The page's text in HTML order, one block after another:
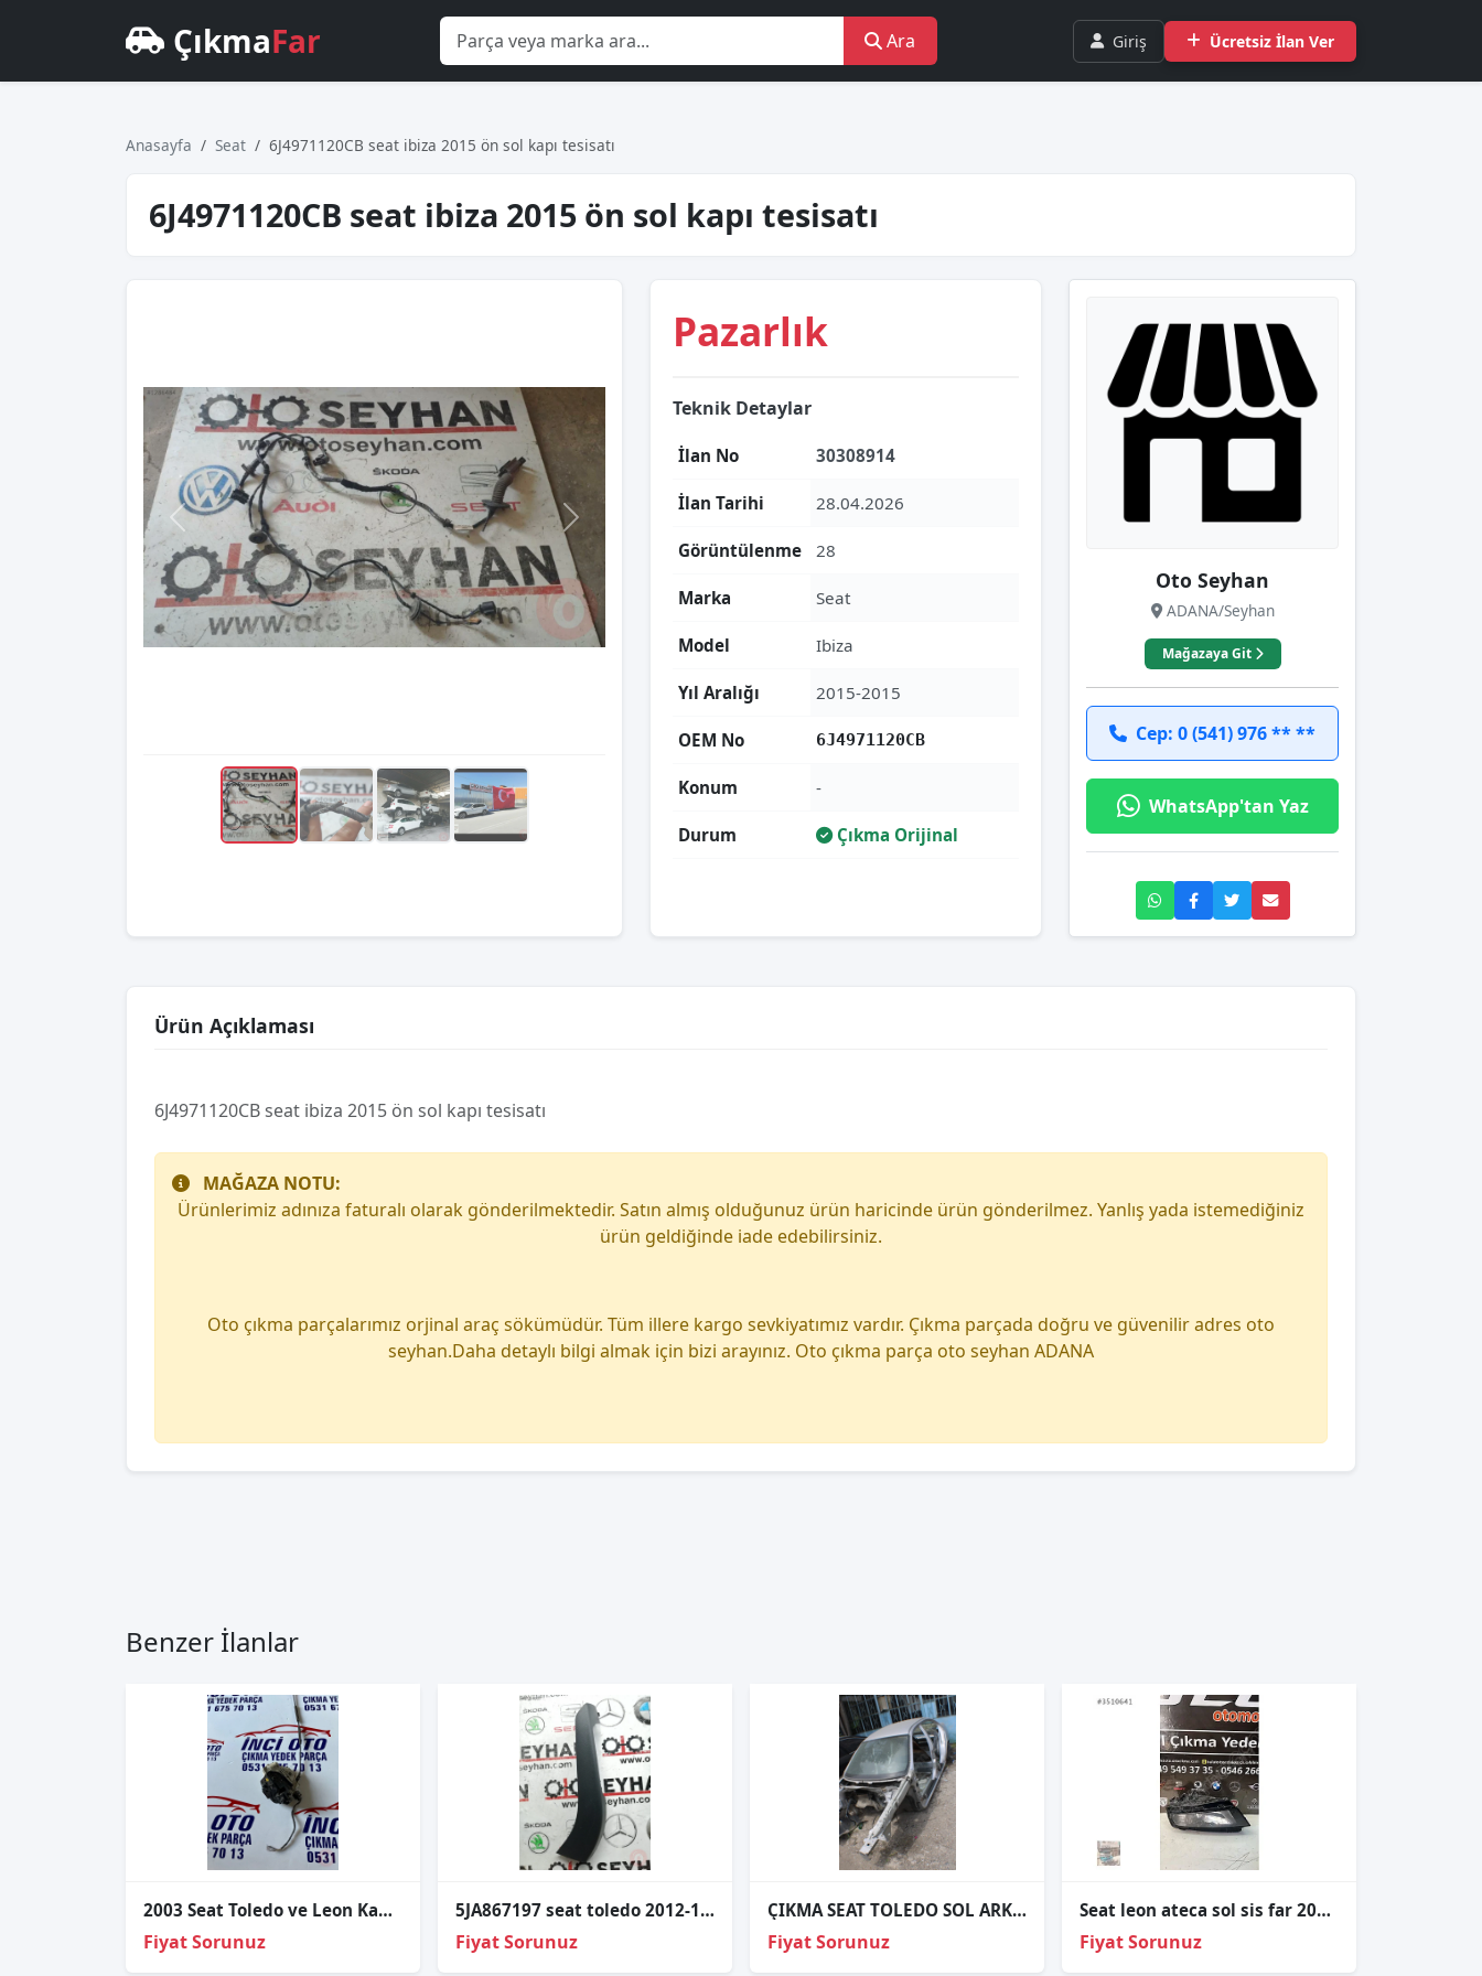
ÇıkmaFar Ara Giriş Ücretsiz İlan Ver
Anasayfa Seat 6J4971120CB seat ibiza 2015 ön sol kapı tesisatı
6J4971120CB seat ibiza 2015 ön sol kapı tesisatı
Pazarlık
Teknik Detaylar
İlan No 30308914
İlan Tarihi 28.04.2026
Görüntülenme 28
Marka Seat
Model Ibiza
Yıl Aralığı 2015-2015
OEM No 6J4971120CB
Konum -
Durum Çıkma Orijinal
Oto Seyhan
ADANA/Seyhan
Mağazaya Git
Cep: 0 (541) 976 ** **
WhatsApp'tan Yaz
Ürün Açıklaması
6J4971120CB seat ibiza 2015 ön sol kapı tesisatı
MAĞAZA NOTU:
Ürünlerimiz adınıza faturalı olarak gönderilmektedir. Satın almış olduğunuz ürün haricinde ürün gönderilmez. Yanlış yada istemediğiniz
ürün geldiğinde iade edebilirsiniz.
Oto çıkma parçalarımız orjinal araç sökümüdür. Tüm illere kargo sevkiyatımız vardır. Çıkma parçada doğru ve güvenilir adres oto
seyhan.Daha detaylı bilgi almak için bizi arayınız. Oto çıkma parça oto seyhan ADANA
Benzer İlanlar
2003 Seat Toledo ve Leon Kapı Kilidi Cıkma temiz
Fiyat Sorunuz
5JA867197 seat toledo 2012-19 sol arka kapı iç çekme kolu
Fiyat Sorunuz
ÇIKMA SEAT TOLEDO SOL ARKA ÇAMURLUK
Fiyat Sorunuz
Seat leon ateca sol sis far 2017-2020
Fiyat Sorunuz